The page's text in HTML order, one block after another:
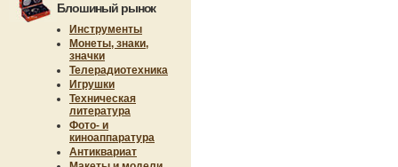
Блошиный рынок
Инструменты
Монеты, знаки,
значки
Телерадиотехника
Игрушки
Техническая
литература
Фото- и
киноаппаратура
Антиквариат